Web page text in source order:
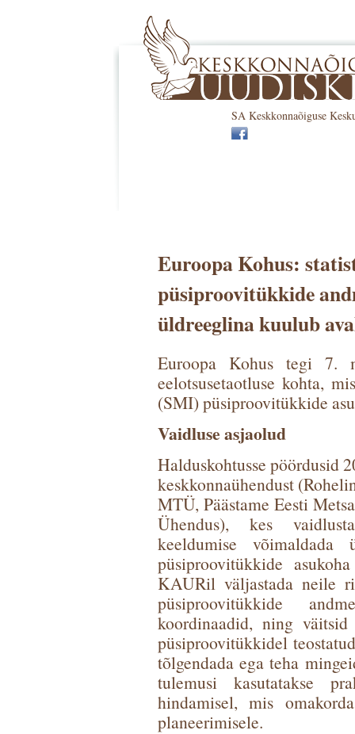
SA Keskkonnaõiguse
Euroopa Kohus:
püsiproovitükkide
üldreeglina kuulub
Euroopa Kohus tegi 7.
eelotsusetaotluse kohta,
(SMI) püsiproovitükkide
Vaidluse asjaolud
Halduskohtusse pöördusid
keskkonnaühendust
MTÜ, Päästame Eesti
Ühendus), kes
keeldumise võimaldada
püsiproovitükkide
KAURil väljastada neile
püsiproovitükkide
koordinaadid, ning
püsiproovitükkidel
tõlgendada ega teha
tulemusi kasutatakse
hindamisel, mis
planeerimisele.